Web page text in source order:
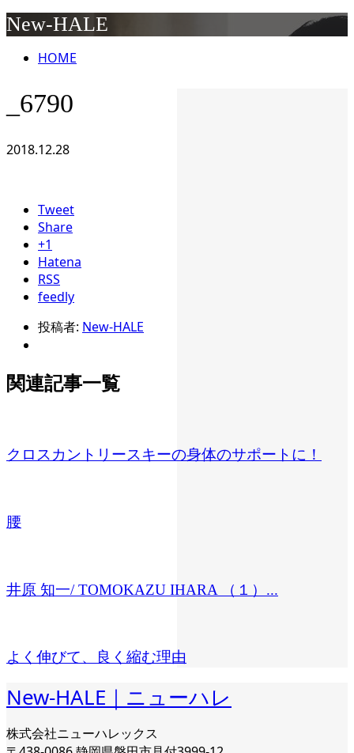
New-HALE
HOME
_6790
2018.12.28
Tweet
Share
+1
Hatena
RSS
feedly
投稿者: New-HALE
関連記事一覧
クロスカントリースキーの身体のサポートに！
腰
井原 知一/ TOMOKAZU IHARA （１）...
よく伸びて、良く縮む理由
New-HALE｜ニューハレ
株式会社ニューハレックス